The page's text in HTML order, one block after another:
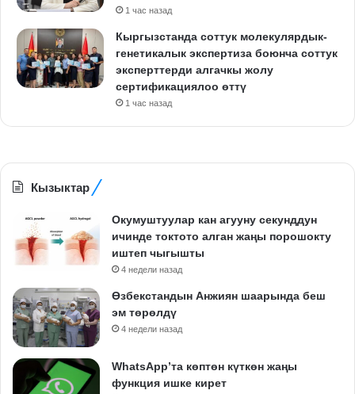
1 час назад
Кыргызстанда соттук молекулярдык-
генетикалык экспертиза боюнча соттук
эксперттерди алгачкы жолу
сертификациялоо өттү
1 час назад
Кызыктар
Окумуштуулар кан агууну секунддун
ичинде токтото алган жаңы порошокту
иштеп чыгышты
4 недели назад
Өзбекстандын Анжиян шаарында беш
эм төрөлдү
4 недели назад
WhatsApp’та көптөн күткөн жаңы
функция ишке кирет